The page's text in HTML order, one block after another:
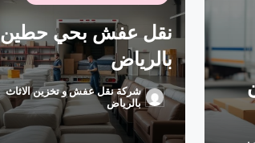
نقل عفش بحي حطين
بالرياض
تمّ
النشر
بواسطة
شركة نقل عفش و تخزين الاثاث
بالرياض